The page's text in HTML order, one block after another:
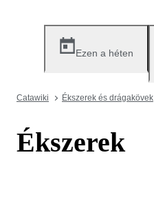
Ezen a héten
Catawiki Ékszerek és drágakövek
Ékszerek